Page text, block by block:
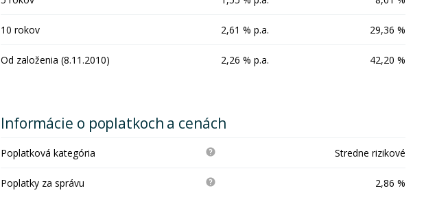
10 rokov 2,61 % p.a. 29,36 %
Od založenia (8.11.2010) 2,26 % p.a. 42,20 %
Informácie o poplatkoch a cenách
Poplatková kategória Stredne rizikové
Poplatky za správu 2,86 %